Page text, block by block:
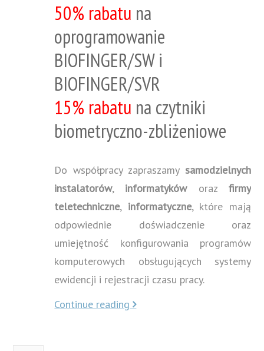
50% rabatu na
oprogramowanie
BIOFINGER/SW i
BIOFINGER/SVR
15% rabatu na czytniki
biometryczno-zbliżeniowe
Do współpracy zapraszamy samodzielnych
instalatorów, informatykóworaz firmy
teletechniczne, informatyczne, które mają
odpowiednie doświadczenie oraz
umiejętność konfigurowania programów
komputerowych obsługujących systemy
ewidencji i rejestracji czasu pracy.
Continue reading